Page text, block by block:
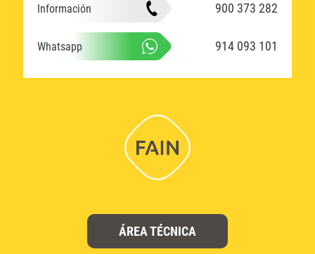
Información 900 373 282
Whatsapp 914 093 101
ÁREA TÉCNICA